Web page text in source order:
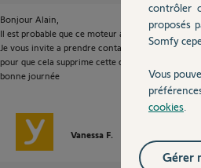
Bonjour Alain,
Il est probable que ce moteur ai deja une clef de
Je vous invite a prendre contact avec velux
pour que cela supprime cette clef de securité.
bonne journée
Vanessa F.
contrôler
proposés
Somfy
Vous
cookies
Gérer